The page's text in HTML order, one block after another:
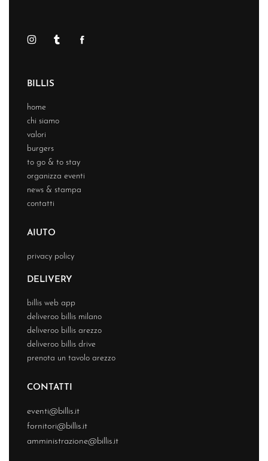
BILLIS
home
chi siamo
valori
burgers
to go & to stay
organizza eventi
news & stampa
contatti
AIUTO
privacy policy
DELIVERY
billis web app
deliveroo billis milano
deliveroo billis arezzo
deliveroo billis drive
prenota un tavolo arezzo
CONTATTI
eventi@billis.it
fornitori@billis.it
amministrazione@billis.it